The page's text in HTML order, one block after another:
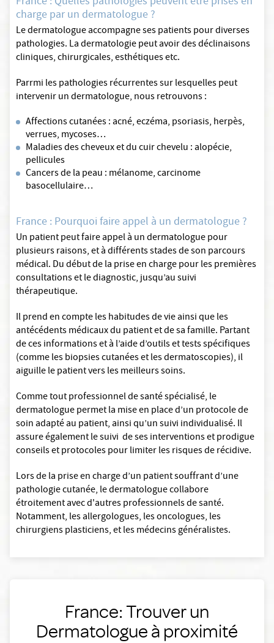
charge par un dermatologue ?
Le dermatologue accompagne ses patients pour diverses
pathologies. La dermatologie peut avoir des déclinaisons
cliniques, chirurgicales, esthétiques etc.
Parrmi les pathologies récurrentes sur lesquelles peut
intervenir un dermatologue, nous retrouvons :
Affections cutanées : acné, eczéma, psoriasis, herpès,
verrues, mycoses…
Maladies des cheveux et du cuir chevelu : alopécie,
pellicules
Cancers de la peau : mélanome, carcinome
basocellulaire…
France : Pourquoi faire appel à un dermatologue ?
Un patient peut faire appel à un dermatologue pour
plusieurs raisons, et à différents stades de son parcours
médical. Du début de la prise en charge pour les premières
consultations et le diagnostic, jusqu’au suivi
thérapeutique.
Il prend en compte les habitudes de vie ainsi que les
antécédents médicaux du patient et de sa famille. Partant
de ces informations et à l’aide d’outils et tests spécifiques
(comme les biopsies cutanées et les dermatoscopies), il
aiguille le patient vers les meilleurs soins.
Comme tout professionnel de santé spécialisé, le
dermatologue permet la mise en place d’un protocole de
soin adapté au patient, ainsi qu’un suivi individualisé. Il
assure également le suivi de ses interventions et prodigue
conseils et protocoles pour limiter les risques de récidive.
Lors de la prise en charge d’un patient souffrant d’une
pathologie cutanée, le dermatologue collabore
étroitement avec d'autres professionnels de santé.
Notamment, les allergologues, les oncologues, les
chirurgiens plasticiens, et les médecins généralistes.
France: Trouver un
Dermatologue à proximité